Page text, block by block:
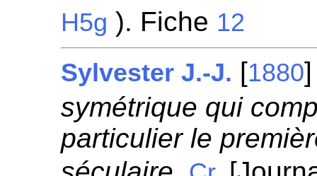
H5g ). Fiche 12
Sylvester J.-J. [1880
symétrique qui
particulier le